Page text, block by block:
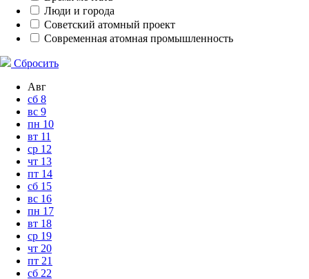
Люди и города
Советский атомный проект
Современная атомная промышленность
Сбросить
Авг
сб 8
вс 9
пн 10
вт 11
ср 12
чт 13
пт 14
сб 15
вс 16
пн 17
вт 18
ср 19
чт 20
пт 21
сб 22